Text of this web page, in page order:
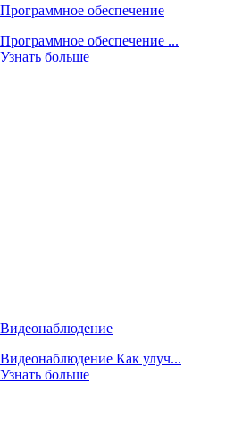
Программное обеспечение
Программное обеспечение ...
Узнать больше
Видеонаблюдение
Видеонаблюдение Как улуч...
Узнать больше